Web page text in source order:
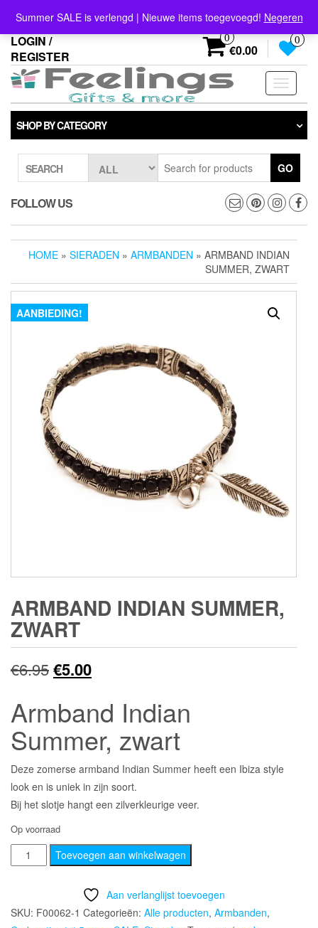
the
content
Summer SALE is verlengd | Nieuwe items toegevoegd! Negeren
info@feelings-giftshop.nl
LOGIN /
REGISTER
0
€0.00
0
Toggle
SHOP BY CATEGORY
SEARCH GO
FOLLOW US
HOME » SIERADEN » ARMBANDEN » ARMBAND INDIAN
SUMMER, ZWART
AANBIEDING!
ARMBAND INDIAN SUMMER,
ZWART
€6.95Oorspronkelijke
was:
€6.95.
€5.00Huidige
is:
€5.00.
Armband Indian
Summer, zwart
Deze zomerse armband Indian Summer heeft een Ibiza style
look en is uniek in zijn soort.
Bij het slotje hangt een zilverkleurige veer.
Op voorraad
Armband
Indian
zwart
aantal
Toevoegen aan winkelwagen
Aan verlanglijst toevoegen
SKU: F00062-1 Categorieën: Alle producten, Armbanden,